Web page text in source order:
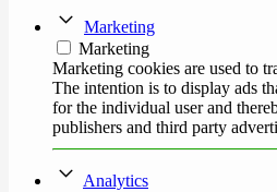
Marketing
Marketing
Marketing cookies are used to
The intention is to display ads
for the individual user and
publishers and third party
Analytics